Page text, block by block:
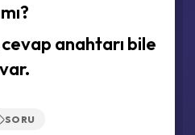
mı?
anahtarı bile
var.
SORU